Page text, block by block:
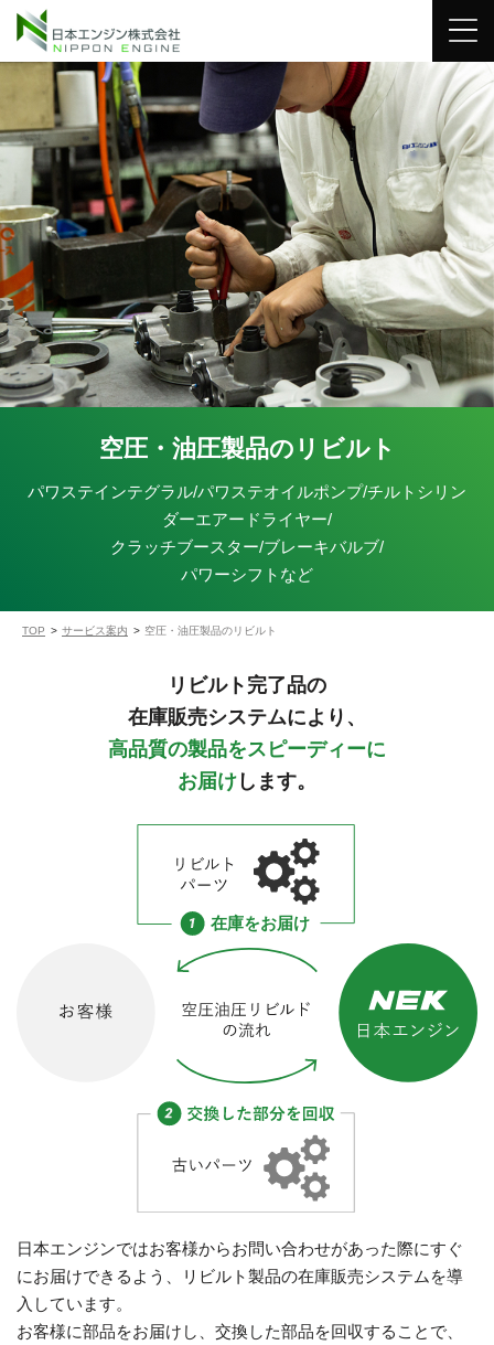
空圧・油圧製品のリビルト
パワステインテグラル/パワステオイルポンプ/チルトシリン
ダーエアードライヤー/
クラッチブースター/ブレーキバルブ/
パワーシフト など
TOP サービス案内 空圧・油圧製品のリビルト
リビルト完了品の
在庫販売システムにより、
高品質の製品をスピーディーに
お届け します。
日本エンジンではお客様からお問い合わせがあった際にすぐ
にお届けできるよう、リビルト製品の在庫販売システムを導
入しています。
お客様に部品をお届けし、交換した部品を回収することで、